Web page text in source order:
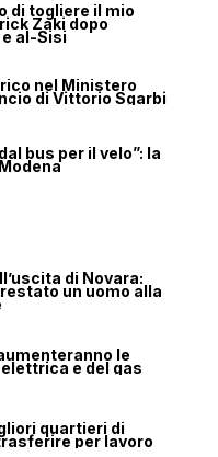
di togliere il mio
Zaki dopo
al-Sisi
nel Ministero
di Vittorio Sgarbi
bus per il velo”: la
di Novara:
un uomo alla
le
e del gas
quartieri di
per lavoro